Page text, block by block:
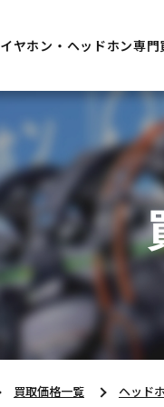
ヤホン・ヘッドホン専門
買取価格一覧 ヘッド